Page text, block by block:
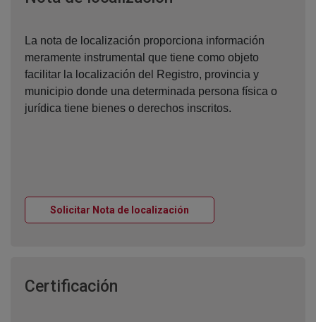
La nota de localización proporciona información
meramente instrumental que tiene como objeto
facilitar la localización del Registro, provincia y
municipio donde una determinada persona física o
jurídica tiene bienes o derechos inscritos.
Solicitar Nota de localización
Certificación